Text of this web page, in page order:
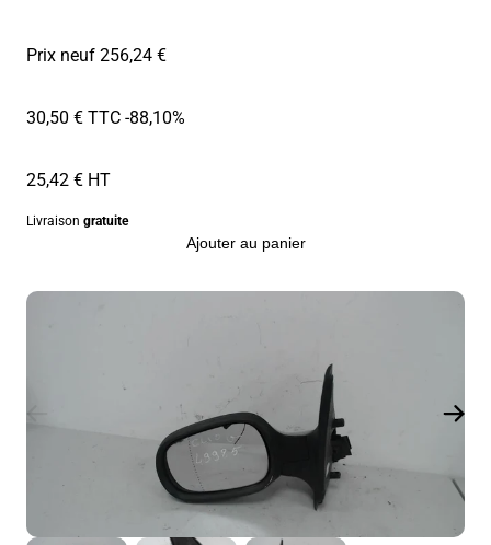
Prix neuf 256,24 €
30,50 € TTC-88,10%
25,42 € HT
Livraison gratuite
Ajouter au panier